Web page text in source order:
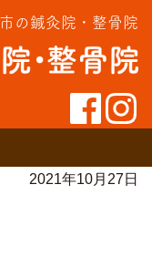
の鍼灸院・整骨院
2021年10月27日